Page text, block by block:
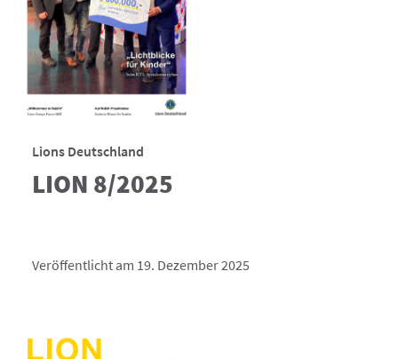
Lions Deutschland
LION 8/2025
Veröffentlicht am 19. Dezember 2025